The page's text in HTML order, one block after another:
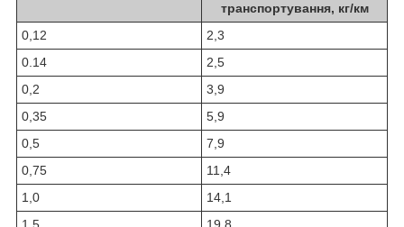
транспортування, кг/км
0,12
2,3
0.14
2,5
0,2
3,9
0,35
5,9
0,5
7,9
0,75
11,4
1,0
14,1